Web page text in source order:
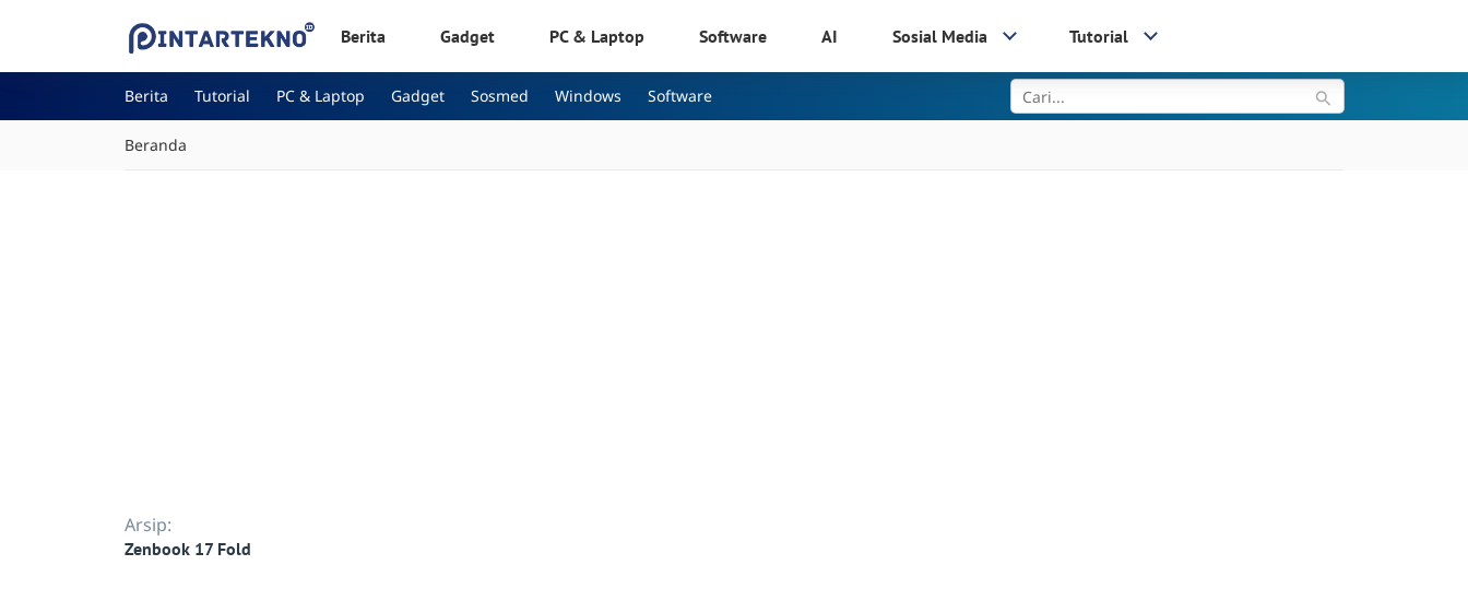
Berita Gadget PC & Laptop Software AI Sosial Media Tutorial
Berita Tutorial PC & Laptop Gadget Sosmed Windows Software
Beranda
Arsip:
Zenbook 17 Fold